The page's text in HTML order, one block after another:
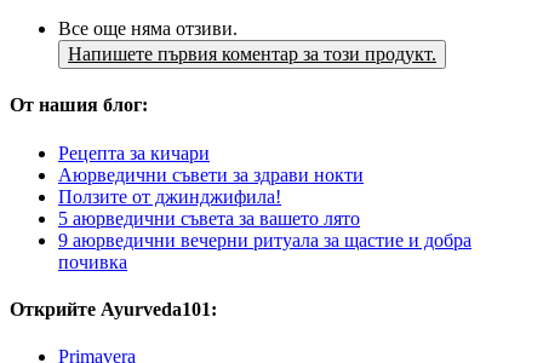
Все още няма отзиви.
Напишете първия коментар за този продукт.
От нашия блог:
Рецепта за кичари
Аюрведични съвети за здрави нокти
Ползите от джинджифила!
5 аюрведични съвета за вашето лято
9 аюрведични вечерни ритуала за щастие и добра
почивка
Открийте Ayurveda101:
Primavera